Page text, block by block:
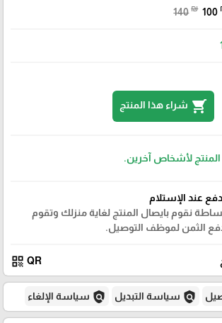
140 ₪ 100
shopping_cart شراء هذا المنتج
المنتج لأشخاص آخرين.
عند الإستلام
نقوم بايصال المنتج لغاية منزلك وتقوم
الثمن لموظف التوصيل.
QR
qr_code
policy سياسة التبديل policy سياسة الإلغاء